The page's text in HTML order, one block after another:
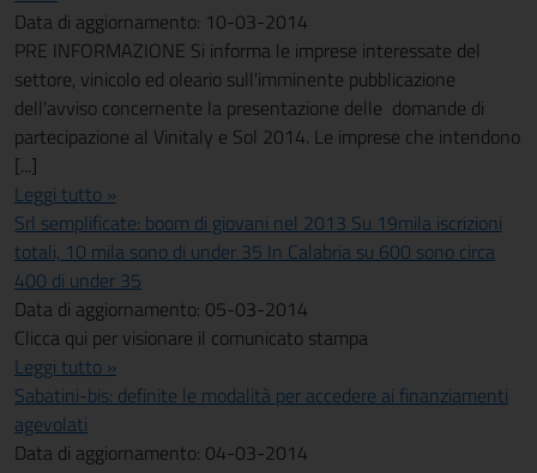
Data di aggiornamento: 10-03-2014
PRE INFORMAZIONE Si informa le imprese interessate del
settore, vinicolo ed oleario sull'imminente pubblicazione
dell'avviso concernente la presentazione delle domande di
partecipazione al Vinitaly e Sol 2014. Le imprese che intendono
[...]
Leggi tutto »
Srl semplificate: boom di giovani nel 2013 Su 19mila iscrizioni
totali, 10 mila sono di under 35 In Calabria su 600 sono circa
400 di under 35
Data di aggiornamento: 05-03-2014
Clicca qui per visionare il comunicato stampa
Leggi tutto »
Sabatini-bis: definite le modalità per accedere ai finanziamenti
agevolati
Data di aggiornamento: 04-03-2014